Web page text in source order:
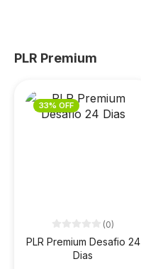
PLR Premium
33% OFF
(0)
PLR Premium Desafio 24
Dias